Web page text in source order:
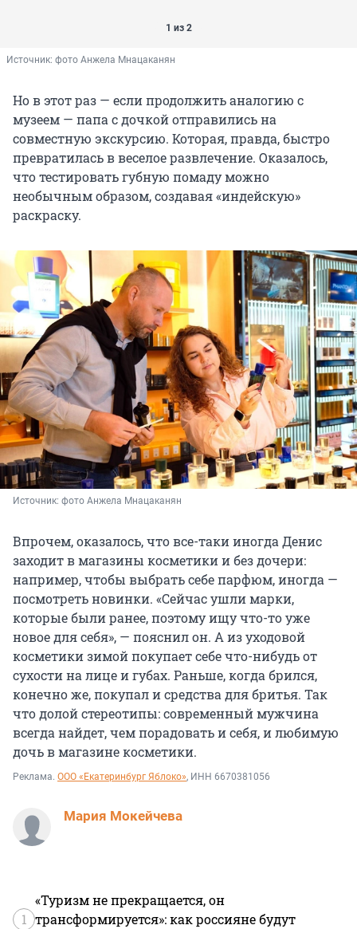
1 из 2
Источник: фото Анжела Мнацаканян
Но в этот раз — если продолжить аналогию с
музеем — папа с дочкой отправились на
совместную экскурсию. Которая, правда, быстро
превратилась в веселое развлечение. Оказалось,
что тестировать губную помаду можно
необычным образом, создавая «индейскую»
раскраску.
Источник: фото Анжела Мнацаканян
Впрочем, оказалось, что все-таки иногда Денис
заходит в магазины косметики и без дочери:
например, чтобы выбрать себе парфюм, иногда —
посмотреть новинки. «Сейчас ушли марки,
которые были ранее, поэтому ищу что-то уже
новое для себя», — пояснил он. А из уходовой
косметики зимой покупает себе что-нибудь от
сухости на лице и губах. Раньше, когда брился,
конечно же, покупал и средства для бритья. Так
что долой стереотипы: современный мужчина
всегда найдет, чем порадовать и себя, и любимую
дочь в магазине косметики.
Реклама. ООО «Екатеринбург Яблоко», ИНН 6670381056
Мария Мокейчева
1
«Туризм не прекращается, он
трансформируется»: как россияне будут